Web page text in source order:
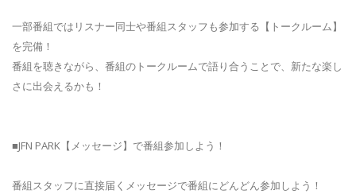
一部番組ではリスナー同士や番組スタッフも参加する【トークルーム】
を完備！
番組を聴きながら、番組のトークルームで語り合うことで、新たな楽し
さに出会えるかも！
■JFN PARK【メッセージ】で番組参加しよう！
番組スタッフに直接届くメッセージで番組にどんどん参加しよう！